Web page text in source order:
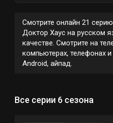
Смотрите онлайн 21
Доктор Хаус на русском
качестве. Смотрите на
компьютерах, телефонах и
Android, айпад.
Все серии 6 сезона